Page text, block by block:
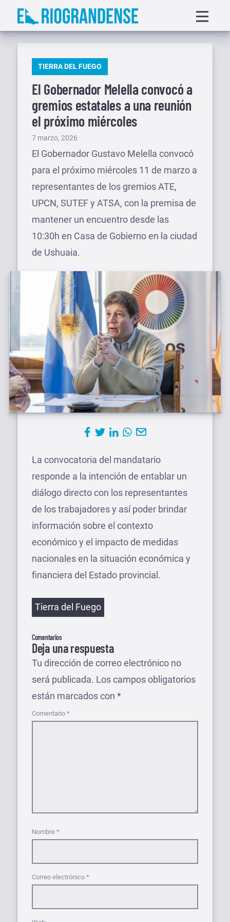
Saltar
menu
PUBLICADO
TIERRA DEL FUEGO
El Gobernador Melella convocó a
gremios estatales a una reunión
el próximo miércoles
Publicado
el
7 marzo, 2026
El Gobernador Gustavo Melella convocó
para el próximo miércoles 11 de marzo a
representantes de los gremios ATE,
UPCN, SUTEF y ATSA, con la premisa de
mantener un encuentro desde las
10:30h en Casa de Gobierno en la ciudad
de Ushuaia.
La convocatoria del mandatario
responde a la intención de entablar un
diálogo directo con los representantes
de los trabajadores y así poder brindar
información sobre el contexto
económico y el impacto de medidas
nacionales en la situación económica y
financiera del Estado provincial.
Etiquetas
Tierra del Fuego
Comentarios
Deja una respuesta
Tu dirección de correo electrónico no
será publicada. Los campos obligatorios
están marcados con *
Comentario *
Nombre *
Correo electrónico *